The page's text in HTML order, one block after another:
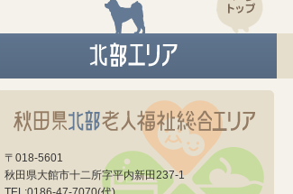
〒018-5601
秋田県大館市十二所字平内新田237-1